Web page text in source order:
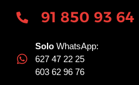
91 850 93 64
Solo WhatsApp:
627 47 22 25
603 62 96 76